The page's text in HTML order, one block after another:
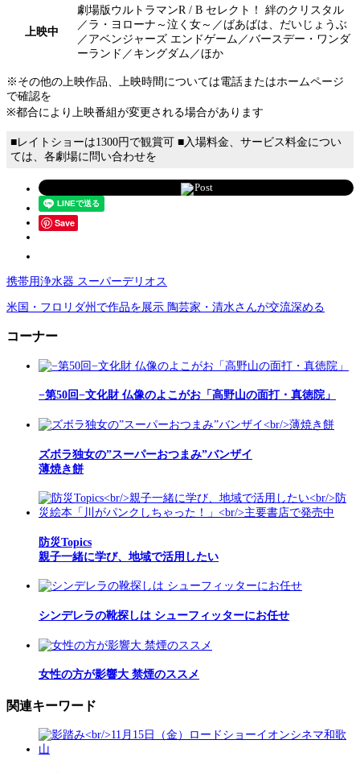
上映中
劇場版ウルトラマンR / B セレクト！ 絆のクリスタル
／ラ・ヨローナ～泣く女～／ばあばは、だいじょうぶ
／アベンジャーズ エンドゲーム／バースデー・ワンダ
ーランド／キングダム／ほか
※その他の上映作品、上映時間については電話またはホームページ
で確認を
※都合により上映番組が変更される場合があります
■レイトショーは1300円で観賞可 ■入場料金、サービス料金につい
ては、各劇場に問い合わせを
Post
Save
携帯用浄水器 スーパーデリオス
米国・フロリダ州で作品を展示 陶芸家・清水さんが交流深める
コーナー
−第50回−文化財 仏像のよこがお「高野山の面打・真徳院」
ズボラ独女の”スーパーおつまみ”バンザイ
薄焼き餅
防災Topics
親子一緒に学び、地域で活用したい
シンデレラの靴探しは シューフィッターにお任せ
女性の方が影響大 禁煙のススメ
関連キーワード